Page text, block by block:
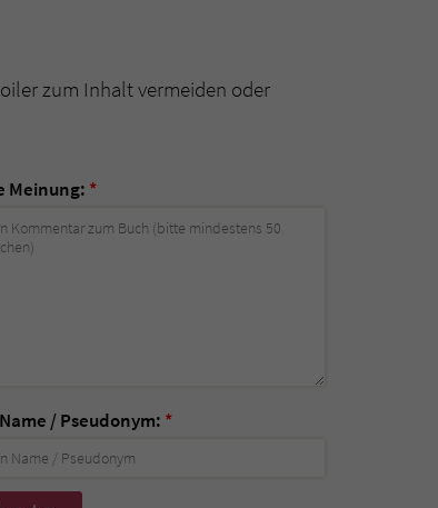
zum Inhalt vermeiden oder
Meinung: *
/ Pseudonym: *